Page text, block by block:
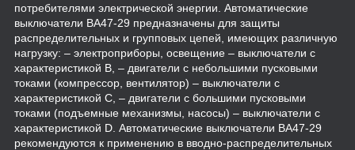
потребителями электрической энергии. Автоматические
выключатели ВА47-29 предназначены для защиты
распределительных и групповых цепей, имеющих различную
нагрузку: – электроприборы, освещение – выключатели с
характеристикой В, – двигатели с небольшими пусковыми
токами (компрессор, вентилятор) – выключатели с
характеристикой C, – двигатели с большими пусковыми
токами (подъемные механизмы, насосы) – выключатели с
характеристикой D. Автоматические выключатели ВА47-29
рекомендуются к применению в вводно-распределительных